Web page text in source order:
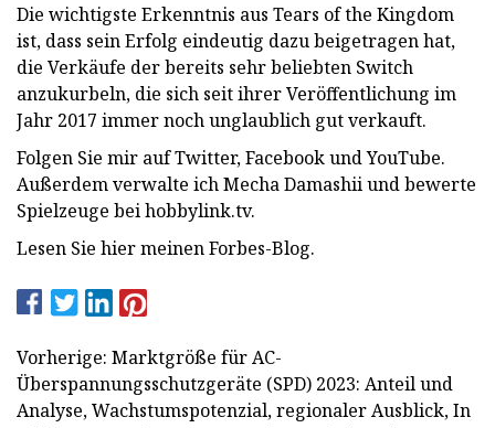
Die wichtigste Erkenntnis aus Tears of the Kingdom
ist, dass sein Erfolg eindeutig dazu beigetragen hat,
die Verkäufe der bereits sehr beliebten Switch
anzukurbeln, die sich seit ihrer Veröffentlichung im
Jahr 2017 immer noch unglaublich gut verkauft.
Folgen Sie mir auf Twitter, Facebook und YouTube.
Außerdem verwalte ich Mecha Damashii und bewerte
Spielzeuge bei hobbylink.tv.
Lesen Sie hier meinen Forbes-Blog.
Vorherige: Marktgröße für AC-
Überspannungsschutzgeräte (SPD) 2023: Anteil und
Analyse, Wachstumspotenzial, regionaler Ausblick, In